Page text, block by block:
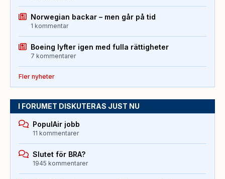
Norwegian backar – men går på tid
1 kommentar
Boeing lyfter igen med fulla rättigheter
7 kommentarer
Fler nyheter
I FORUMET DISKUTERAS JUST NU
PopulAir jobb
11 kommentarer
Slutet för BRA?
1945 kommentarer